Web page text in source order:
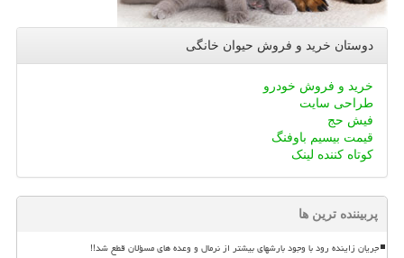
دوستان خرید و فروش حیوان خانگی
خرید و فروش خودرو
طراحی سایت
فیش حج
قیمت بیسیم باوفنگ
کوتاه کننده لینک
پربیننده ترین ها
جریان زاینده رود با وجود بارشهای بیشتر از نرمال و وعده های مسؤلان قطع شد!!